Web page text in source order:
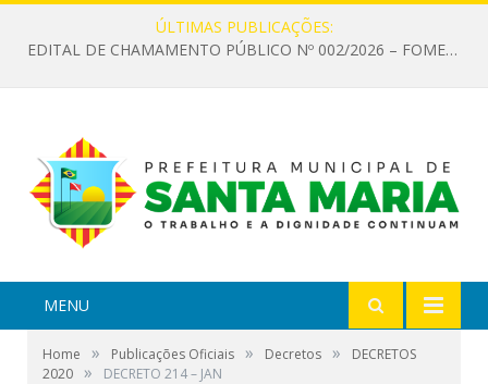
ÚLTIMAS PUBLICAÇÕES:
EDITAL DE CHAMAMENTO PÚBLICO Nº 002/2026 – FOMENTO À EXECUÇÃO DE AÇÕES CULTURAIS
MENU
Home » Publicações Oficiais » Decretos »
DECRETOS
2020 » DECRETO 214 – JAN